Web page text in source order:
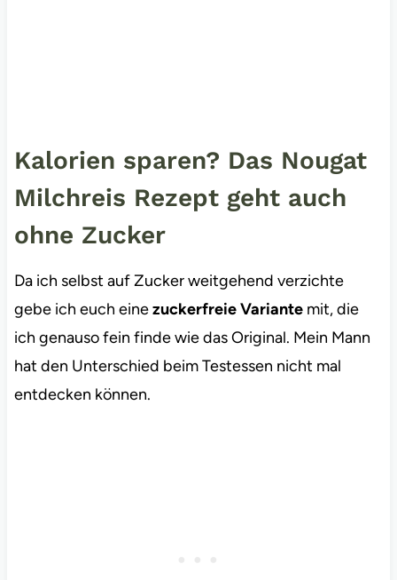
Kalorien sparen? Das Nougat
Milchreis Rezept geht auch
ohne Zucker
Da ich selbst auf Zucker weitgehend verzichte
gebe ich euch einezuckerfreie Variantemit, die
ich genauso fein finde wie das Original. Mein Mann
hat den Unterschied beim Testessen nicht mal
entdecken können.